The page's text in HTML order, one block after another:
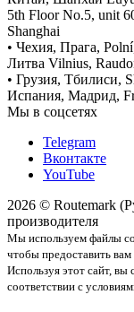
5th Floor No.5, unit
Shanghai
• Чехия, Прага,
Литва Vilnius,
• Грузия, Тбилиси,
Испания, Мадрид,
Мы в соцсетях
Telegram
Вконтакте
YouTube
2026 © Routemark
производителя
Мы используем файлы
чтобы предоставить
Используя этот сайт,
соответствии с